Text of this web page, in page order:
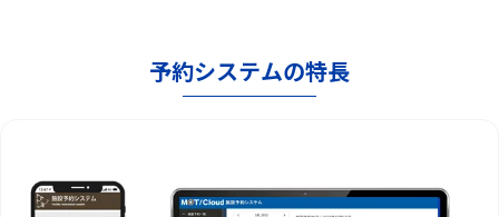
予約システムの特長